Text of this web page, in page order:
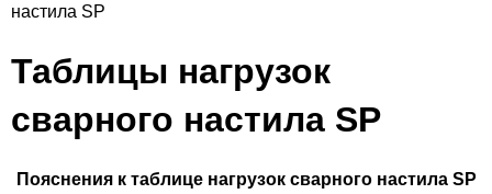
настила SP
Таблицы нагрузок
сварного настила SP
Пояснения к таблице нагрузок сварного настила SP